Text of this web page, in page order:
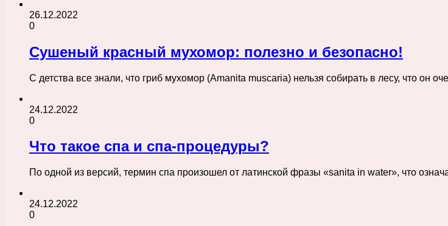
26.12.2022
0
Сушеный красный мухомор: полезно и безопасно!
С детства все знали, что гриб мухомор (Amanita muscaria) нельзя собирать в лесу, что он
24.12.2022
0
Что такое спа и спа-процедуры?
По одной из версий, термин спа произошел от латинской фразы «sanita in water», что
24.12.2022
0